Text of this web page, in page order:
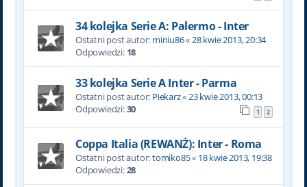
34 kolejka Serie A: Palermo - Inter
Ostatni post autor: miniu86«28 kwie 2013, 20:34
Odpowiedzi: 18
33 kolejka Serie A Inter - Parma
Ostatni post autor: Piekarz«23 kwie 2013, 00:13
Odpowiedzi:30 1 2
Coppa Italia (REWANŻ): Inter - Roma
Ostatni post autor:tomiko85« 18 kwie 2013, 19:38
Odpowiedzi:28